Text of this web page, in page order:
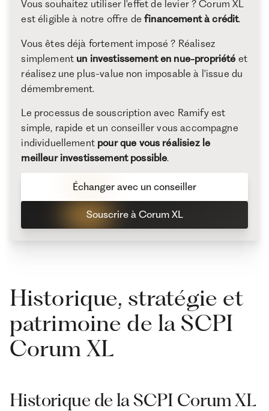
Vous souhaitez utiliser l'effet de levier ? Corum XL
est éligible à notre offre definancement à crédit.
Vous êtes déjà fortement imposé ? Réalisez
simplement un investissement en nue-propriété et
réalisez une plus-value non imposable à l'issue du
démembrement.
Le processus de souscription avec Ramify est
simple, rapide et un conseiller vous accompagne
individuellement pour que vous réalisiez le
meilleur investissement possible.
Souscrire à Corum XL
Échanger avec un conseiller
Historique, stratégie et
patrimoine de la SCPI
Corum XL
Historique de la SCPI Corum XL